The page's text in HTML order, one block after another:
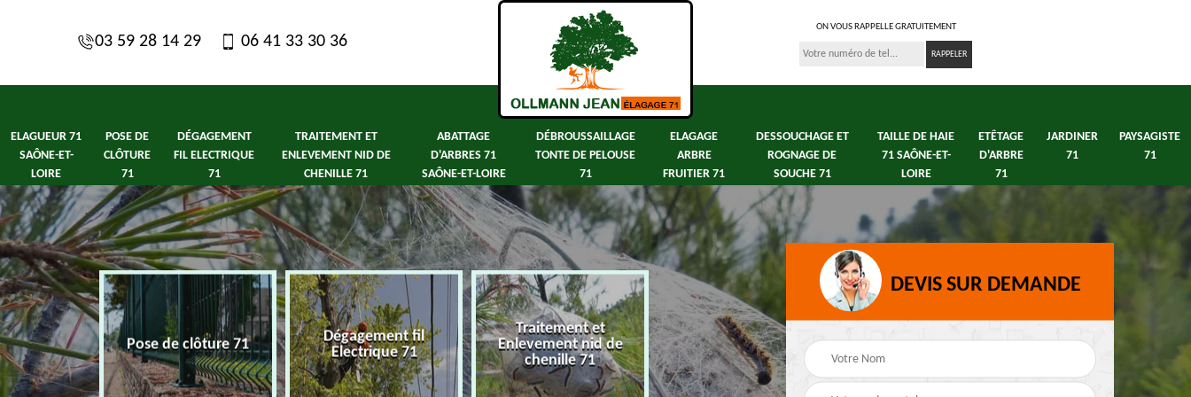
03 59 28 14 29 06 41 33 30 36
ON VOUS RAPPELLE GRATUITEMENT
ELAGUEUR 71
SAÔNE-ET-
LOIRE
POSE DE
CLÔTURE
71
DÉGAGEMENT
FIL ELECTRIQUE
71
TRAITEMENT ET
ENLEVEMENT NID DE
CHENILLE 71
ABATTAGE
D'ARBRES 71
SAÔNE-ET-LOIRE
DÉBROUSSAILLAGE
TONTE DE PELOUSE
71
ELAGAGE
ARBRE
FRUITIER 71
DESSOUCHAGE ET
ROGNAGE DE
SOUCHE 71
TAILLE DE HAIE
71 SAÔNE-ET-
LOIRE
ETÊTAGE
D'ARBRE
71
JARDINER
71
PAYSAGISTE
71
Saône-et-
Pose de clôture 71
Dégagement fil
Electrique 71
Traitement et
Enlevement nid de
chenille 71
Abattage d'arbres 71
Saône-et-Loire
DEVIS SUR DEMANDE